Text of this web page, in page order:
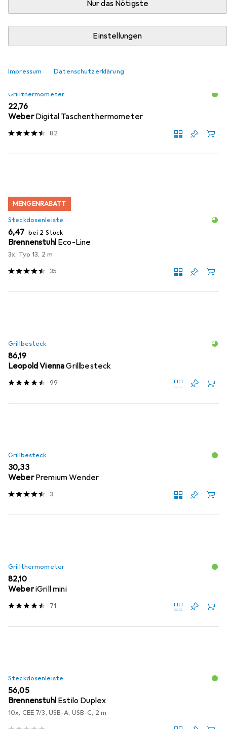
Nur das Nötigste
Einstellungen
Impressum Datenschutzerklärung
Relevanz
Produktliste
Grillthermometer
EUR
22,76
Weber Digital Taschenthermometer
82
MENGENRABATT
Steckdosenleiste
EUR
6,47 bei 2 Stück
Brennenstuhl Eco-Line
3x, Typ 13, 2 m
35
Grillbesteck
EUR
86,19
Leopold ViennaGrillbesteck
99
Grillbesteck
EUR
30,33
Weber Premium Wender
3
Grillthermometer
EUR
82,10
WeberiGrill mini
71
Steckdosenleiste
EUR
56,05
Brennenstuhl Estilo Duplex
10x, CEE 7/3, USB-A, USB-C, 2 m